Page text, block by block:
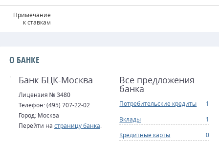
Примечание
к ставкам
О БАНКЕ
Банк БЦК-Москва
Лицензия № 3480
Телефон: (495) 707-22-02
Город: Москва
Перейти на страницу банка
Все предложения
банка
Потребительские кредиты
1
Вклады
1
Кредитные карты
0